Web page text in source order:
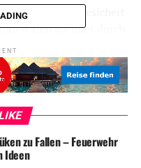
völlig ungesichert
wären sie quer durch
ums Leben
der an den
auf Gurtmuffel
ergänzt der
zu Fallen – Feuerwehr
Ideen